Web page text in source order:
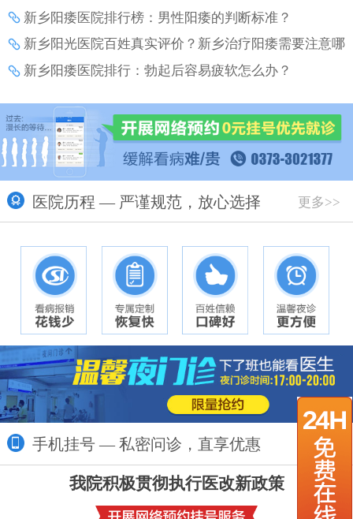
新乡阳痿医院排行榜：男性阳痿的判断标准？
新乡阳光医院百姓真实评价？新乡治疗阳痿需要注意哪
些事项？
新乡阳痿医院排行：勃起后容易疲软怎么办？
医院历程 — 严谨规范，放心选择 更多>>
手机挂号 — 私密问诊，直享优惠 更多>>
我院积极贯彻执行医改新政策